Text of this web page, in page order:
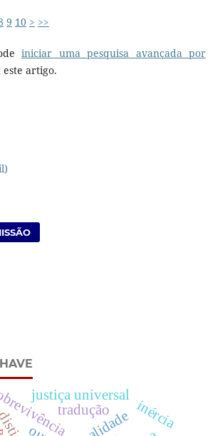
9 10 > >>
iniciar uma pesquisa avançada por
este artigo.
tradução
justiça universal
inércia